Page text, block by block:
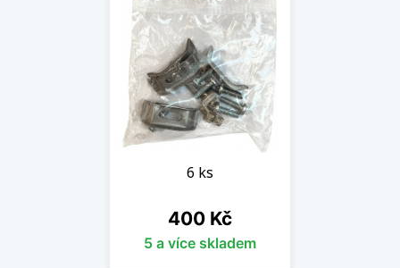
6 ks
Cena
400 Kč
5 a více skladem